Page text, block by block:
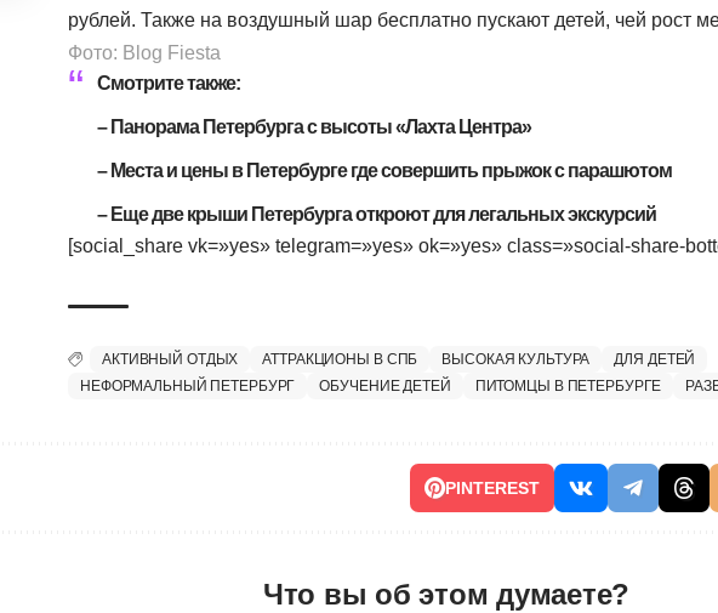
рублей. Также на воздушный шар бесплатно пускают детей, чей рост
Фото: Blog Fiesta
Смотрите также:
– Панорама Петербурга с высоты «Лахта Центра»
– Места и цены в Петербурге где совершить прыжок с парашютом
– Еще две крыши Петербурга откроют для легальных экскурсий
[social_share vk=»yes» telegram=»yes» ok=»yes» class=»social-share-
АКТИВНЫЙ ОТДЫХ АТТРАКЦИОНЫ В СПБ ВЫСОКАЯ КУЛЬТУРА
ДЛЯ ДЕТЕЙ
НЕФОРМАЛЬНЫЙ ПЕТЕРБУРГ
ОБУЧЕНИЕ ДЕТЕЙ ПИТОМЦЫ В ПЕТЕРБУРГЕ
PINTEREST
Что вы об этом думаете?